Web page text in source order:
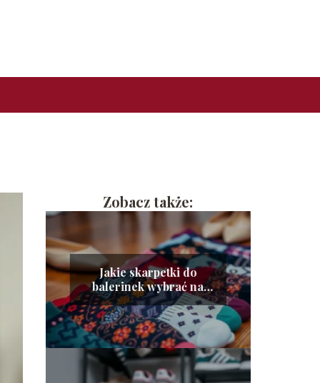
Zobacz także:
Jakie skarpetki do
balerinek wybrać na
każdą okazję?